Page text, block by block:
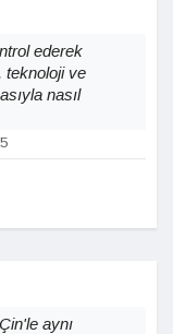
ederek
teknoloji ve
nasıl
aynı